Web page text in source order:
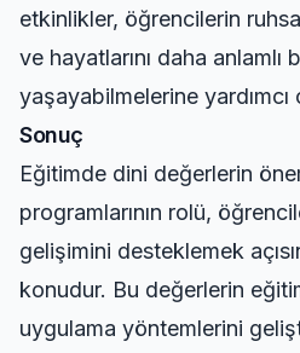
etkinlikler, öğrencilerin ruhsal
ve hayatlarını daha anlamlı
yaşayabilmelerine yardımcı
Sonuç
Eğitimde dini değerlerin
programlarının rolü,
gelişimini desteklemek
konudur. Bu değerlerin
uygulama yöntemlerini